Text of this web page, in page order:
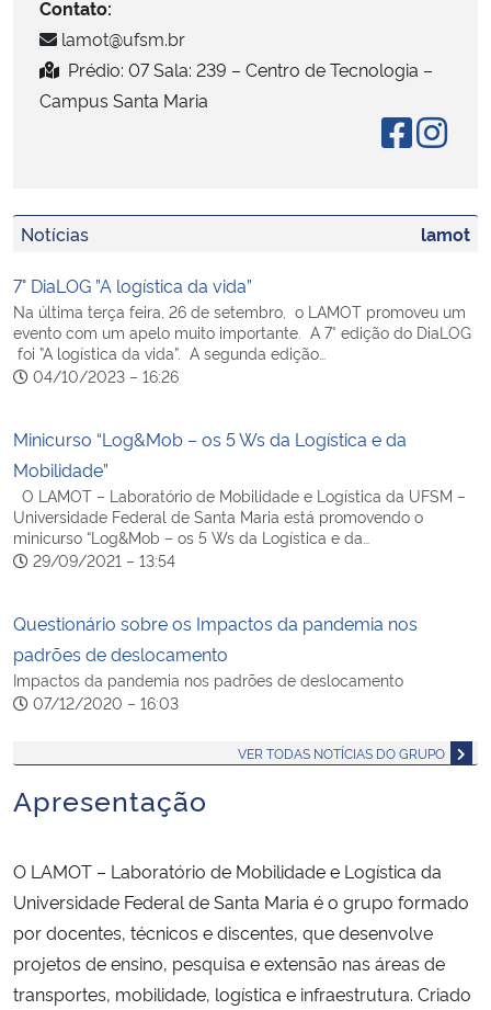
Secretaria-Geral
Secretaria de Governo
Advocacia-Geral da União
Banco Central do Brasil
Planalto
Contato:
lamot@ufsm.br
Prédio: 07 Sala: 239 – Centro de Tecnologia –
Campus Santa Maria
Notícias lamot
7° DiaLOG ”A logística da vida”
Na última terça feira, 26 de setembro, o LAMOT promoveu um
evento com um apelo muito importante. A 7° edição do DiaLOG
foi ”A logística da vida”. A segunda edição…
04/10/2023 – 16:26
Minicurso “Log&Mob – os 5 Ws da Logística e da
Mobilidade”
O LAMOT – Laboratório de Mobilidade e Logística da UFSM –
Universidade Federal de Santa Maria está promovendo o
minicurso “Log&Mob – os 5 Ws da Logística e da…
29/09/2021 – 13:54
Questionário sobre os Impactos da pandemia nos
padrões de deslocamento
Impactos da pandemia nos padrões de deslocamento
07/12/2020 – 16:03
VER TODAS NOTÍCIAS DO GRUPO
Apresentação
O LAMOT – Laboratório de Mobilidade e Logística da
Universidade Federal de Santa Maria é o grupo formado
por docentes, técnicos e discentes, que desenvolve
projetos de ensino, pesquisa e extensão nas áreas de
transportes, mobilidade, logística e infraestrutura. Criado